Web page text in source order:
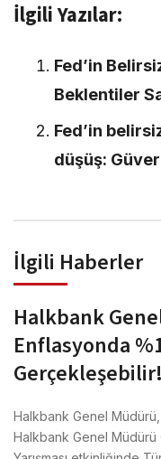
İlgili Yazılar:
Fed’in
Beklentiler
Fed’in
düşüş:
İlgili Haberler
Halkbank
Enflasyonda
Gerçekleşebilir!
Halkbank Genel
Halkbank Genel Müdürü